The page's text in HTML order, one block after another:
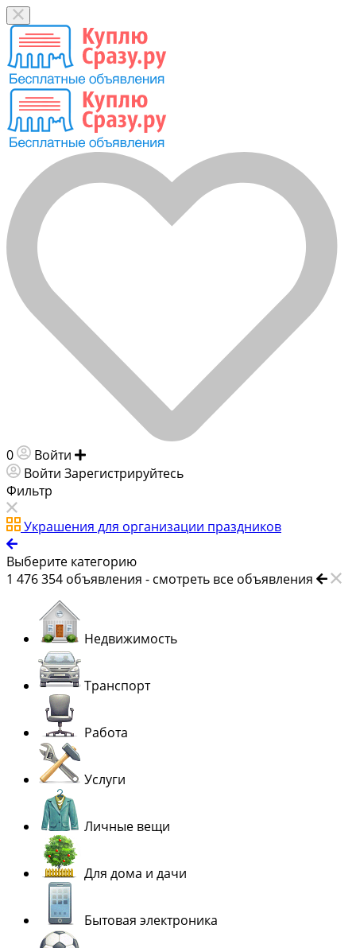
0 Войти
Войти Зарегистрируйтесь
Фильтр
Украшения для организации праздников
Выберите категорию
1 476 354 объявления - смотреть все объявления
Недвижимость
Транспорт
Работа
Услуги
Личные вещи
Для дома и дачи
Бытовая электроника